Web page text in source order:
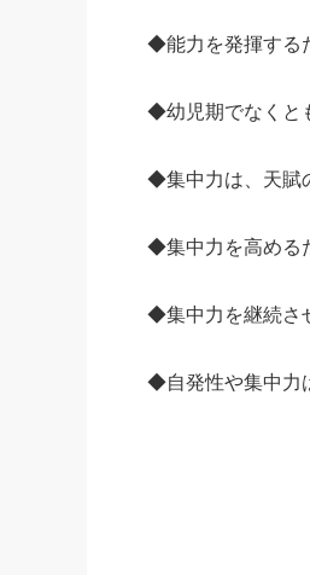
◆能力を発揮する
◆幼児期でなくと
◆集中力は、天賦
◆集中力を高める
◆集中力を継続さ
◆自発性や集中力